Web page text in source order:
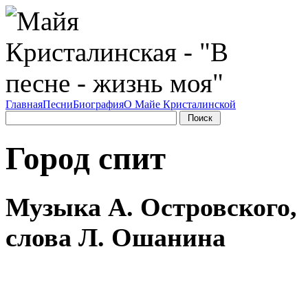
ГлавнаяПесниБиографияО Майе Кристалинской
Город спит
Музыка А. Островского,
слова Л. Ошанина